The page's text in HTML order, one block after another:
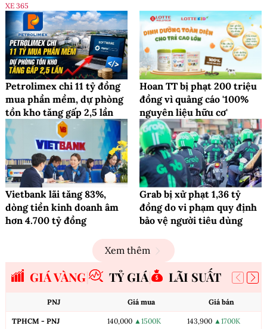
XE 365
Petrolimex chi 11 tỷ đồng
mua phần mềm, dự phòng
tồn kho tăng gấp 2,5 lần
Hoan TT bị phạt 200 triệu
đồng vì quảng cáo '100%
nguyên liệu hữu cơ'
Vietbank lãi tăng 83%,
dòng tiền kinh doanh âm
hơn 4.700 tỷ đồng
Grab bị xử phạt 1,36 tỷ
đồng do vi phạm quy định
bảo vệ người tiêu dùng
Xem thêm
GIÁ VÀNG TỶ GIÁ LÃI SUẤT
PNJ Giá mua Giá bán
TPHCM - PNJ 140,000 ▲1500K 143,900 ▲1700K